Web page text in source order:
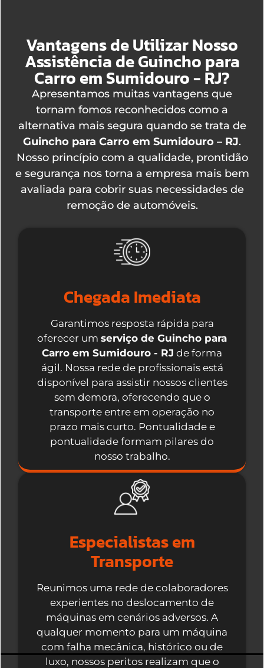
Vantagens de Utilizar Nosso
Assistência de Guincho para
Carro em Sumidouro - RJ?
Apresentamos muitas vantagens que
tornam fomos reconhecidos como a
alternativa mais segura quando se trata de
Guincho para Carro em Sumidouro – RJ.
Nosso princípio com a qualidade, prontidão
e segurança nos torna a empresa mais bem
avaliada para cobrir suas necessidades de
remoção de automóveis.
Chegada Imediata
Garantimos resposta rápida para
oferecer um serviço de Guincho para
Carro em Sumidouro - RJ de forma
ágil. Nossa rede de profissionais está
disponível para assistir nossos clientes
sem demora, oferecendo que o
transporte entre em operação no
prazo mais curto. Pontualidade e
pontualidade formam pilares do
nosso trabalho.
Especialistas em
Transporte
Reunimos uma rede de colaboradores
experientes no deslocamento de
máquinas em cenários adversos. A
qualquer momento para um máquina
com falha mecânica, histórico ou de
luxo, nossos peritos realizam que o